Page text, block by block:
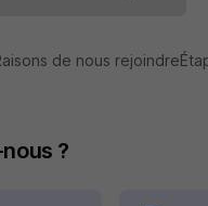
de nous rejoindre
?